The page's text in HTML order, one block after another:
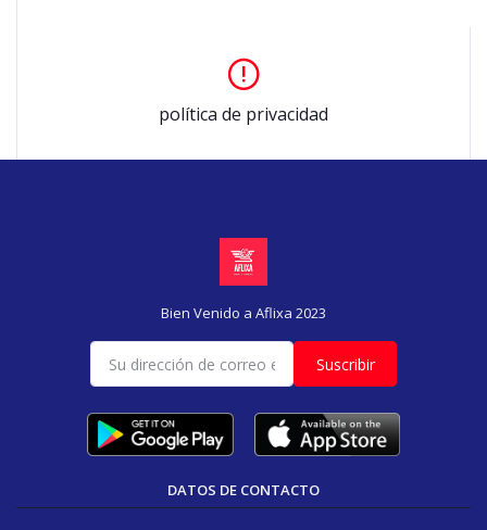
política de privacidad
Bien Venido a Aflixa 2023
Suscribir
DATOS DE CONTACTO